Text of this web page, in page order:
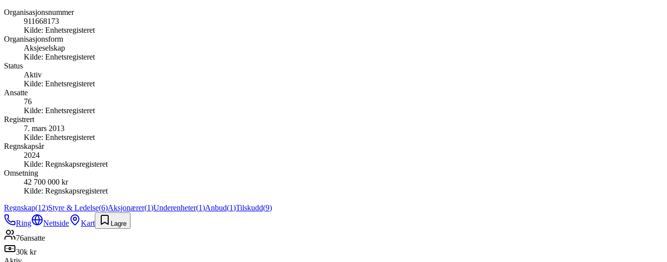
Organisasjonsnummer
911668173
Kilde: Enhetsregisteret
Organisasjonsform
Aksjeselskap
Kilde: Enhetsregisteret
Status
Aktiv
Kilde: Enhetsregisteret
Ansatte
76
Kilde: Enhetsregisteret
Registrert
7. mars 2013
Kilde: Enhetsregisteret
Regnskapsår
2024
Kilde: Regnskapsregisteret
Omsetning
42 700 000 kr
Kilde: Regnskapsregisteret
Regnskap(12)Styre & Ledelse(6)Aksjonærer(1)Underenheter(1)Anbud(1)Tilskudd(9)
Ring
Nettside Kart Lagre
76ansatte
30k kr